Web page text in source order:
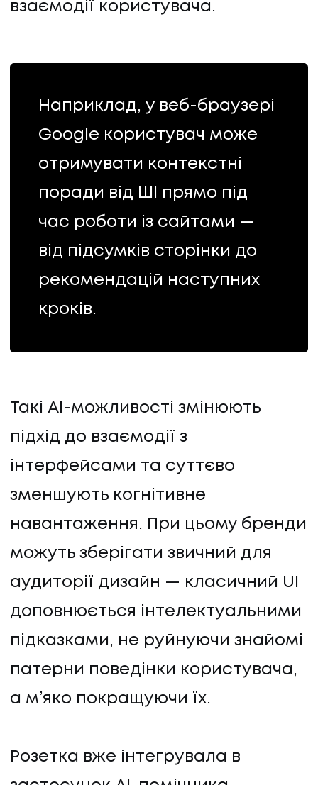
взаємодії користувача.
Наприклад, у веб-браузері
Google користувач може
отримувати контекстні
поради від ШІ прямо під
час роботи із сайтами —
від підсумків сторінки до
рекомендацій наступних
кроків.
Такі AI-можливості змінюють
підхід до взаємодії з
інтерфейсами та суттєво
зменшують когнітивне
навантаження. При цьому бренди
можуть зберігати звичний для
аудиторії дизайн — класичний UI
доповнюється інтелектуальними
підказками, не руйнуючи знайомі
патерни поведінки користувача,
а м’яко покращуючи їх.
Розетка вже інтегрувала в
ПОСЛУГИ
ПОСЛУГИ
КЕЙСИ
КЕЙСИ
ПРО НАС